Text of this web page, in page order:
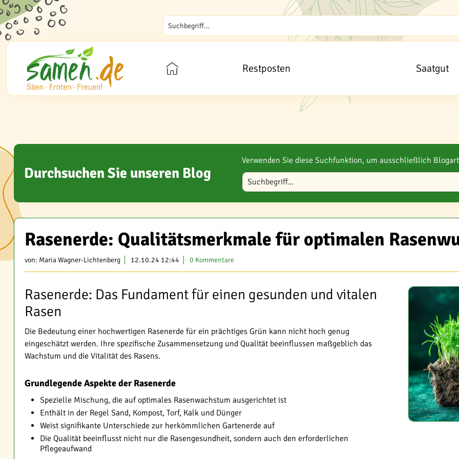
Restposten Saatgut
Durchsuchen Sie unseren Blog
Verwenden Sie diese Suchfunktion, um ausschließlich
Blog durchsuchen
Rasenerde: Qualitätsmerkmale für optimalen
von: Maria Wagner-Lichtenberg 12.10.24 12:44 0 Kommentare
Rasenerde: Das Fundament für einen gesunden und vitalen
Rasen
Die Bedeutung einer hochwertigen Rasenerde für ein prächtiges Grün kann nicht hoch genug
eingeschätzt werden. Ihre spezifische Zusammensetzung und Qualität beeinflussen maßgeblich das
Wachstum und die Vitalität des Rasens.
Grundlegende Aspekte der Rasenerde
Spezielle Mischung, die auf optimales Rasenwachstum ausgerichtet ist
Enthält in der Regel Sand, Kompost, Torf, Kalk und Dünger
Weist signifikante Unterschiede zur herkömmlichen Gartenerde auf
Die Qualität beeinflusst nicht nur die Rasengesundheit, sondern auch den erforderlichen
Pflegeaufwand